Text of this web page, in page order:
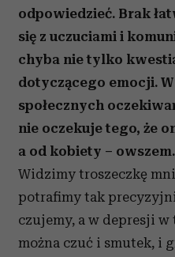
odpowiedzieć. Brak
się z uczuciami i
chyba nie tylko
dotyczącego emocji.
społecznych
nie oczekuje tego, że
a od kobiety – owszem.
Widzimy troszeczkę
potrafimy tak
czujemy, a w depresji
można czuć i smutek, i